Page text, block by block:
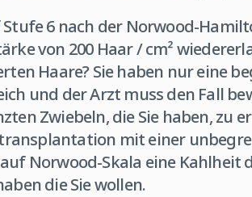
6 nach der Norwood-
von 200 Haar / cm²
Haare? Sie haben nur eine
und der Arzt muss den Fall
Zwiebeln, die Sie haben, zu
mit einer
Norwood-Skala eine Kahlheit
die Sie wollen.